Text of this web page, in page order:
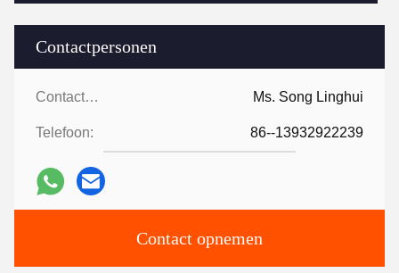
Contactpersonen
Contactpersonen: Ms. Song Linghui
Telefoon: 86--13932922239
Contact opnemen